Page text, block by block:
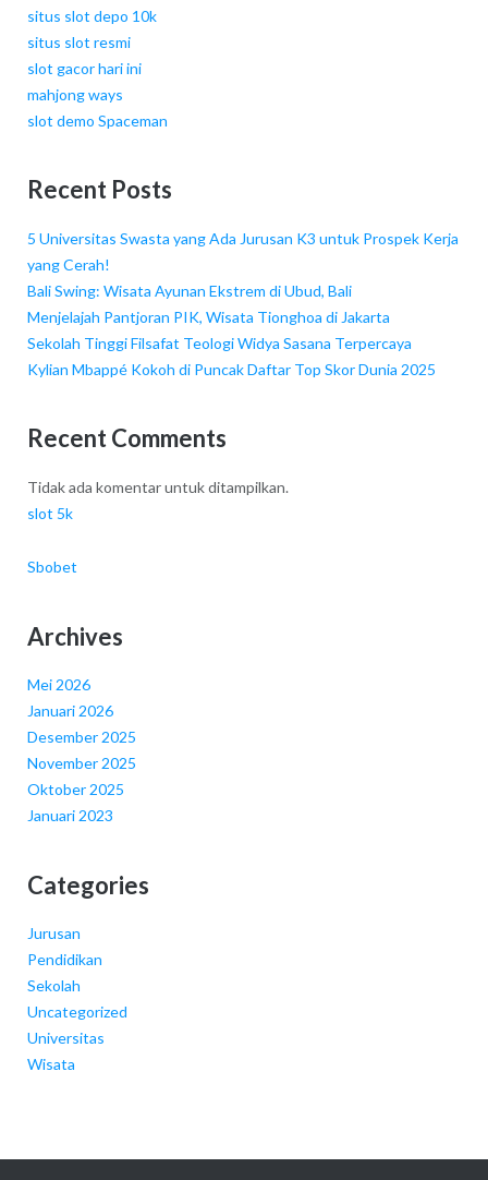
situs slot depo 10k
situs slot resmi
slot gacor hari ini
mahjong ways
slot demo Spaceman
Recent Posts
5 Universitas Swasta yang Ada Jurusan K3 untuk Prospek Kerja
yang Cerah!
Bali Swing: Wisata Ayunan Ekstrem di Ubud, Bali
Menjelajah Pantjoran PIK, Wisata Tionghoa di Jakarta
Sekolah Tinggi Filsafat Teologi Widya Sasana Terpercaya
Kylian Mbappé Kokoh di Puncak Daftar Top Skor Dunia 2025
Recent Comments
Tidak ada komentar untuk ditampilkan.
slot 5k
Sbobet
Archives
Mei 2026
Januari 2026
Desember 2025
November 2025
Oktober 2025
Januari 2023
Categories
Jurusan
Pendidikan
Sekolah
Uncategorized
Universitas
Wisata